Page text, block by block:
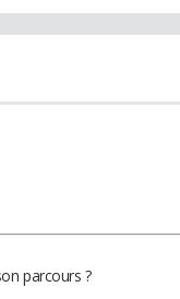
parcours ?